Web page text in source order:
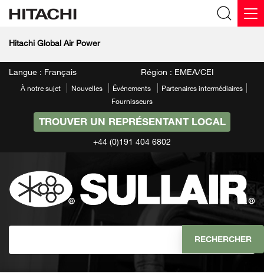
Hitachi Global Air Power
Langue : Français Région : EMEA/CEI
À notre sujet Nouvelles Événements
Partenaires intermédiaires
Fournisseurs
TROUVER UN REPRÉSENTANT LOCAL
+44 (0)191 404 6802